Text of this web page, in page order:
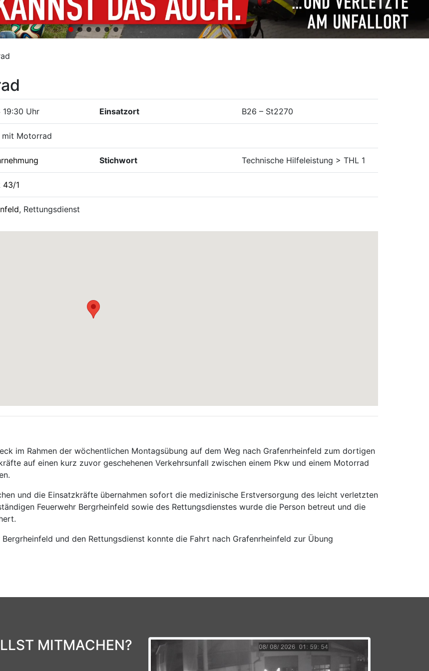
Uhr Einsatzort B26 – St2270
mit Motorrad
Stichwort Technische Hilfeleistung > THL 1
43/1
, Rettungsdienst
im Rahmen der wöchentlichen Montagsübung auf dem Weg nach Grafenrheinfeld zum dortigen
auf einen kurz zuvor geschehenen Verkehrsunfall zwischen einem Pkw und einem Motorrad
und die Einsatzkräfte übernahmen sofort die medizinische Erstversorgung des leicht verletzten
Feuerwehr Bergrheinfeld sowie des Rettungsdienstes wurde die Person betreut und die
und den Rettungsdienst konnte die Fahrt nach Grafenrheinfeld zur Übung
MITMACHEN?